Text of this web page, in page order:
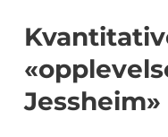
Jessheim»